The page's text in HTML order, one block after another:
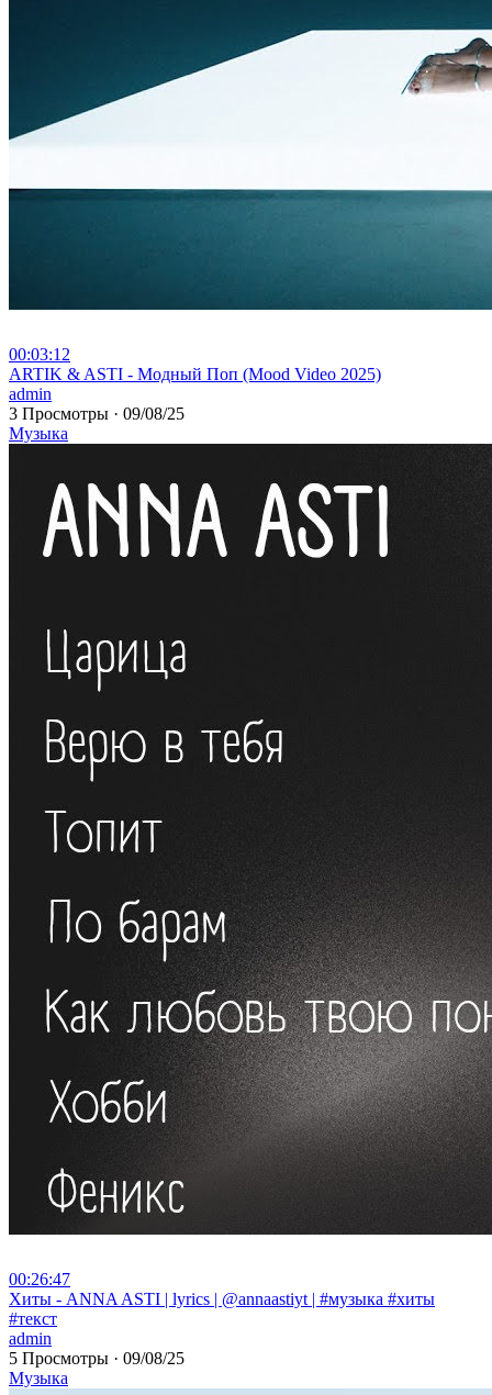
00:03:12
⁣ARTIK & ASTI - Модный Поп (Mood Video 2025)
admin
3 Просмотры · 09/08/25
Музыка
00:26:47
⁣Хиты - ANNA ASTI | lyrics | @annaastiyt | #музыка #хиты
#текст
admin
5 Просмотры · 09/08/25
Музыка